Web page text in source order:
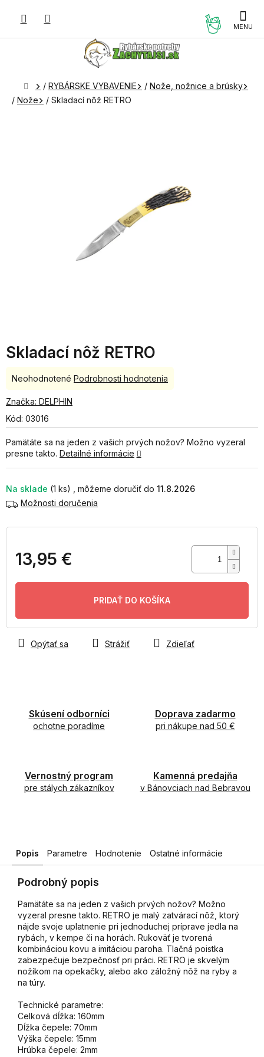
Domov
/ RYBÁRSKE VYBAVENIE / Nože, nožnice a brúsky
/ Nože / Skladací nôž RETRO
Skladací nôž RETRO
Kód: 03016
Na sklade (1 ks)
11.8.2026
Možnosti doručenia
13,95 €
PRIDAŤ DO KOŠÍKA
Skúsení odborníci
ochotne poradíme
Doprava zadarmo
pri nákupe nad 50 €
Vernostný program
pre stálych zákazníkov
Kamenná predajňa
v Bánovciach nad Bebravou
Pamätáte sa na jeden z vašich prvých nožov? Možno vyzeral
presne takto. Detailné informácie
Opýtať sa Strážiť Zdieľať
Priemerné
produktu
0,0
5
hviezdičiek.
Neohodnotené Podrobnosti hodnotenia
Značka: DELPHIN
Popis Parametre Hodnotenie Ostatné informácie
Podrobný popis
Pamätáte sa na jeden z vašich prvých nožov? Možno
vyzeral presne takto. RETRO je malý zatvárací nôž, ktorý
nájde svoje uplatnenie pri jednoduchej príprave jedla na
rybách, v kempe či na horách. Rukoväť je tvorená
kombináciou kovu a imitáciou paroha. Tlačná poistka
zabezpečuje bezpečnosť pri práci. RETRO je skvelým
nožíkom na opekačky, alebo ako záložný nôž na ryby a
na túry.
Technické parametre:
Celková dĺžka: 160mm
Dĺžka čepele: 70mm
Výška čepele: 15mm
Hrúbka čepele: 2mm